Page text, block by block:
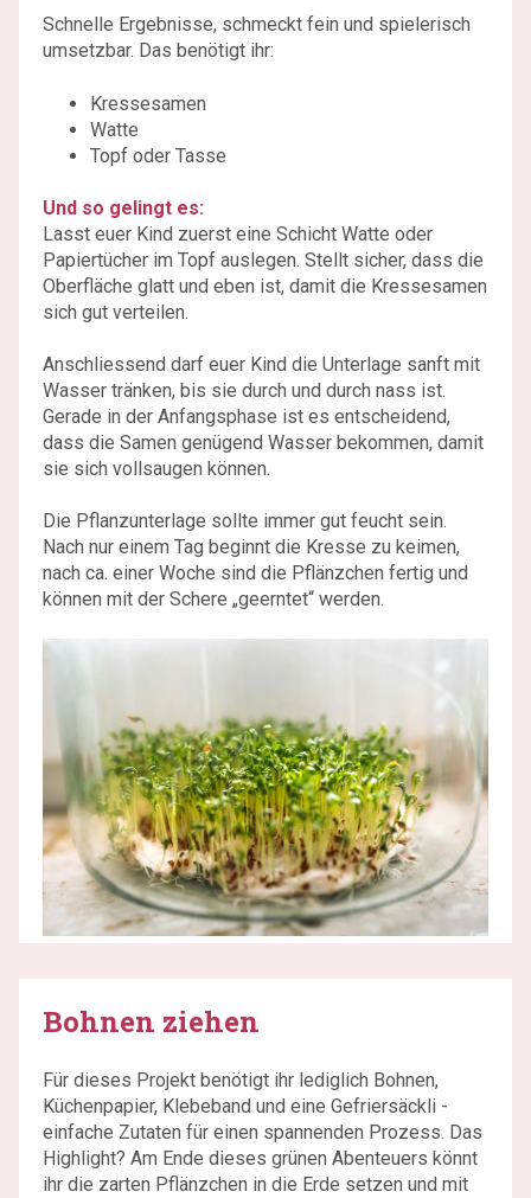
Schnelle Ergebnisse, schmeckt fein und spielerisch
umsetzbar. Das benötigt ihr:
Kressesamen
Watte
Topf oder Tasse
Und so gelingt es:
Lasst euer Kind zuerst eine Schicht Watte oder
Papiertücher im Topf auslegen. Stellt sicher, dass die
Oberfläche glatt und eben ist, damit die Kressesamen
sich gut verteilen.
Anschliessend darf euer Kind die Unterlage sanft mit
Wasser tränken, bis sie durch und durch nass ist.
Gerade in der Anfangsphase ist es entscheidend,
dass die Samen genügend Wasser bekommen, damit
sie sich vollsaugen können.
Die Pflanzunterlage sollte immer gut feucht sein.
Nach nur einem Tag beginnt die Kresse zu keimen,
nach ca. einer Woche sind die Pflänzchen fertig und
können mit der Schere „geerntet“ werden.
Bohnen ziehen
Für dieses Projekt benötigt ihr lediglich Bohnen,
Küchenpapier, Klebeband und eine Gefriersäckli -
einfache Zutaten für einen spannenden Prozess. Das
Highlight? Am Ende dieses grünen Abenteuers könnt
ihr die zarten Pflänzchen in die Erde setzen und mit